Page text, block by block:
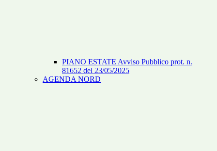
PIANO ESTATE Avviso Pubblico prot. n.
81652 del 23/05/2025
AGENDA NORD